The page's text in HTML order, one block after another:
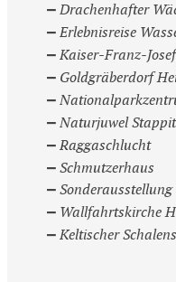
Drachenhafter
Erlebnisreise
Kaiser-Franz-
Goldgräberdorf
Naturjuwel
Raggaschlucht
Schmutzerhaus
Wallfahrtskirche
Keltischer